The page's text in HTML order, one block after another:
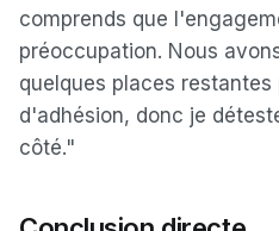
comprends que
préoccupation. Nous
quelques places restantes
d'adhésion, donc je
côté."